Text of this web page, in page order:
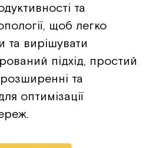
та
щоб легко
та вирішувати
підхід, простий
та
оптимізації